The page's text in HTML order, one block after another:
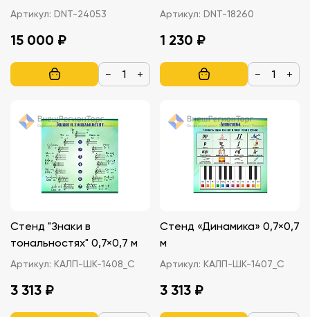
Артикул: DNT-24053
15 000 ₽
− +
& CABLES) LED-4, цвет
Артикул: DNT-18260
1 230 ₽
− +
Стенд "Знаки в
тональностях" 0,7×0,7 м
Артикул: КАЛП-ШК-1408_С
3 313 ₽
Стенд «Динамика» 0,7×0,7
м
Артикул: КАЛП-ШК-1407_С
3 313 ₽